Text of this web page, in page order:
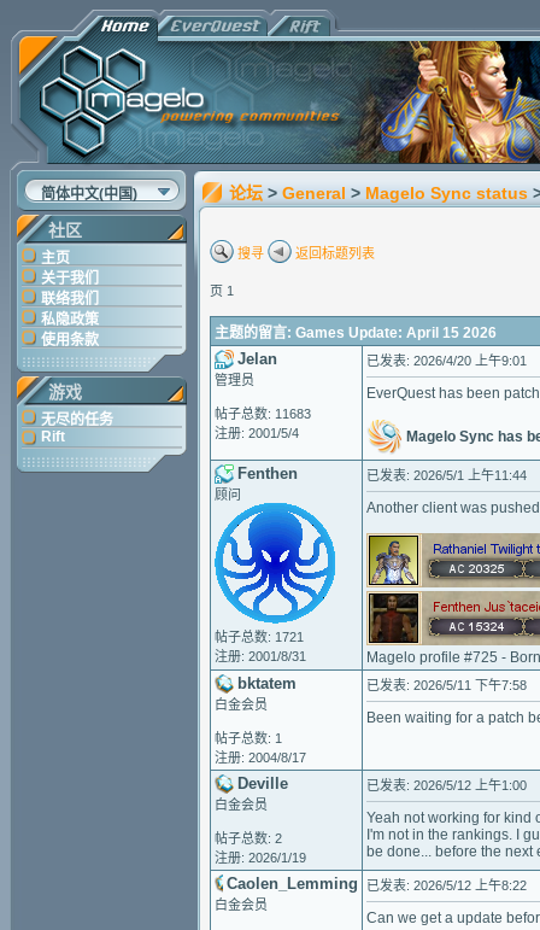
简体中文(中国)
社区
主页
关于我们
联络我们
私隐政策
使用条款
游戏
无尽的任务
Rift
论坛 > General > Magelo Sync status
搜寻 返回标题列表
页 1
主题的留言: Games Update: April 15 2026
Jelan
管理员
帖子总数: 11683
注册: 2001/5/4
已发表: 2026/4/20 上午9:01
EverQuest has been
Magelo Sync has
Fenthen
顾问
帖子总数: 1721
注册: 2001/8/31
已发表: 2026/5/1 上午11:44
Another client was
Magelo profile #725 -
bktatem
白金会员
帖子总数: 1
注册: 2004/8/17
已发表: 2026/5/11 下午7:58
Been waiting for a patch
Deville
白金会员
帖子总数: 2
注册: 2026/1/19
已发表: 2026/5/12 上午1:00
Yeah not working for kind
I'm not in the rankings. I
be done... before the next
Caolen_Lemming
白金会员
已发表: 2026/5/12 上午8:22
Can we get a update